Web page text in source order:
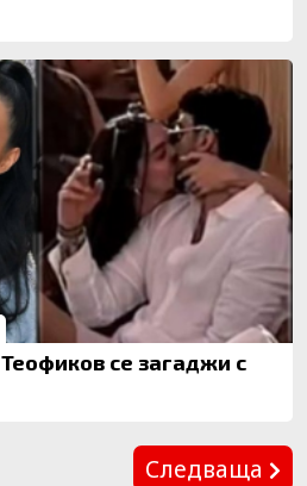
се загаджи с
Следваща